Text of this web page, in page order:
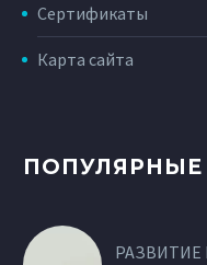
Сертификаты
Карта сайта
ПОПУЛЯРНЫЕ
РАЗВИТИЕ